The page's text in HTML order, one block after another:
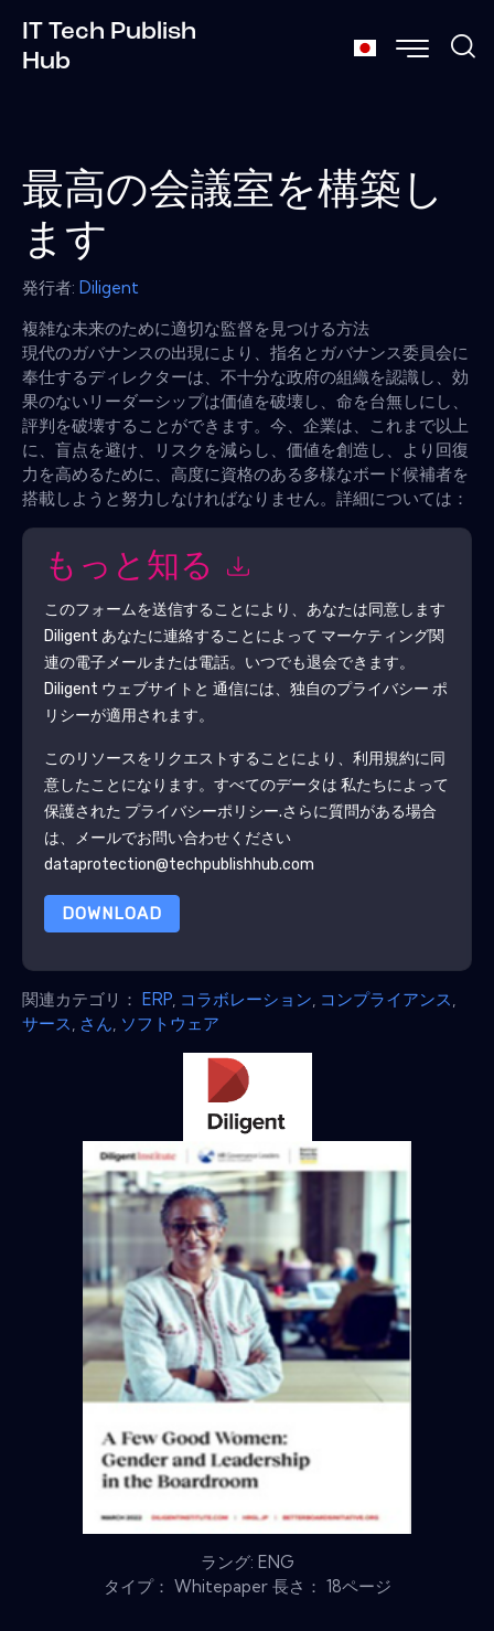
IT Tech Publish
Hub
最高の会議室を構築し
ます
発行者: Diligent
複雑な未来のために適切な監督を見つける方法
現代のガバナンスの出現により、指名とガバナンス委員会に
奉仕するディレクターは、不十分な政府の組織を認識し、効
果のないリーダーシップは価値を破壊し、命を台無しにし、
評判を破壊することができます。今、企業は、これまで以上
に、盲点を避け、リスクを減らし、価値を創造し、より回復
力を高めるために、高度に資格のある多様なボード候補者を
搭載しようと努力しなければなりません。詳細については：
もっと知る
このフォームを送信することにより、あなたは同意します
Diligent あなたに連絡することによって マーケティング関
連の電子メールまたは電話。いつでも退会できます。
Diligent ウェブサイトと 通信には、独自のプライバシー ポ
リシーが適用されます。
このリソースをリクエストすることにより、利用規約に同
意したことになります。すべてのデータは 私たちによって
保護された プライバシーポリシー.さらに質問がある場合
は、メールでお問い合わせください
dataprotection@techpublishhub.com
DOWNLOAD
関連カテゴリ： ERP コラボレーション コンプライアンス
サース さん ソフトウェア
ラング: ENG
タイプ： Whitepaper 長さ： 18ページ